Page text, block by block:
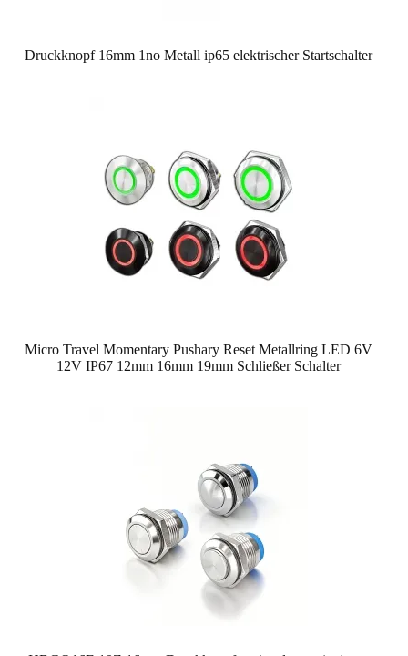
Druckknopf 16mm 1no Metall ip65 elektrischer Startschalter
Micro Travel Momentary Pushary Reset Metallring LED 6V
12V IP67 12mm 16mm 19mm Schließer Schalter